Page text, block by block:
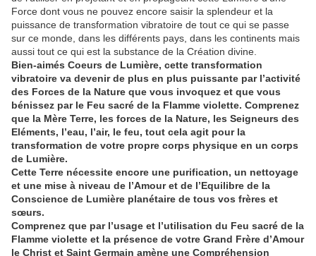
Force dont vous ne pouvez encore saisir la splendeur et la
puissance de transformation vibratoire de tout ce qui se passe
sur ce monde, dans les différents pays, dans les continents mais
aussi tout ce qui est la substance de la Création divine.
Bien-aimés Coeurs de Lumière, cette transformation
vibratoire va devenir de plus en plus puissante par l’activité
des Forces de la Nature que vous invoquez et que vous
bénissez par le Feu sacré de la Flamme violette. Comprenez
que la Mère Terre, les forces de la Nature, les Seigneurs des
Eléments, l’eau, l’air, le feu, tout cela agit pour la
transformation de votre propre corps physique en un corps
de Lumière.
Cette Terre nécessite encore une purification, un nettoyage
et une mise à niveau de l’Amour et de l’Equilibre de la
Conscience de Lumière planétaire de tous vos frères et
sœurs.
Comprenez que par l’usage et l’utilisation du Feu sacré de la
Flamme violette et la présence de votre Grand Frère d’Amour
le Christ et Saint Germain amène une Compréhension